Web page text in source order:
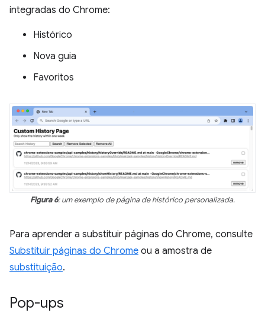
integradas do Chrome:
Histórico
Nova guia
Favoritos
Figura 6: um exemplo de página de histórico personalizada.
Para aprender a substituir páginas do Chrome, consulte
Substituir páginas do Chrome ou a amostra de
substituição.
Pop-ups